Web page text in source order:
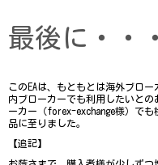
最後に・・・
このEAは、もともとは海外ブロ
内ブローカーでも利用したいと
ーカー（forex-exchange様）で
品に至りました。
【追記】